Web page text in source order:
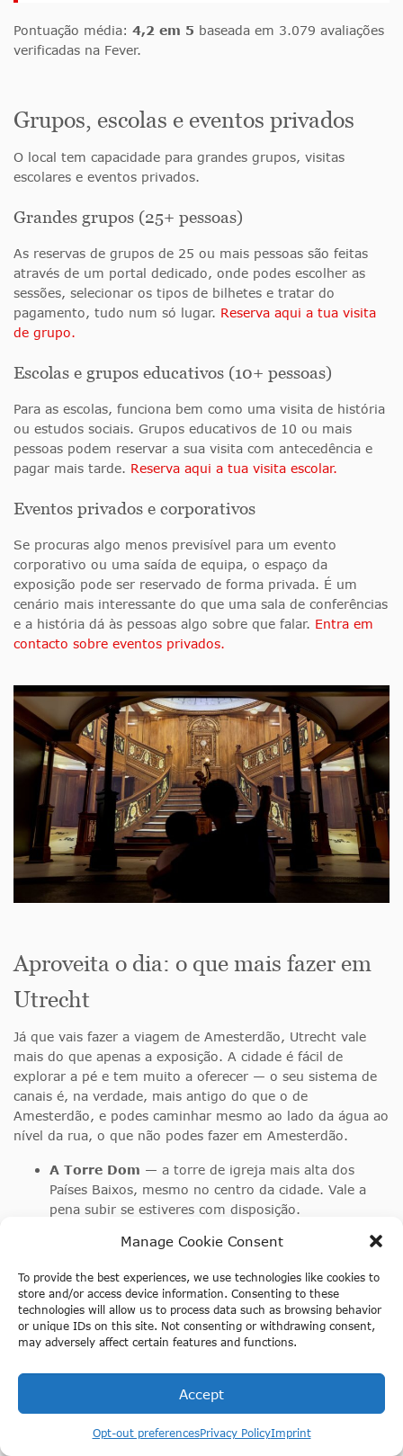
Manage Cookie Consent
To provide the best experiences, we use technologies like cookies to
store and/or access device information. Consenting to these
technologies will allow us to process data such as browsing behavior
or unique IDs on this site. Not consenting or withdrawing consent,
may adversely affect certain features and functions.
Accept
Opt-out preferencesPrivacy PolicyImprint
Pontuação média: 4,2 em 5 baseada em 3.079 avaliações
verificadas na Fever.
Grupos, escolas e eventos privados
O local tem capacidade para grandes grupos, visitas
escolares e eventos privados.
Grandes grupos (25+ pessoas)
As reservas de grupos de 25 ou mais pessoas são feitas
através de um portal dedicado, onde podes escolher as
sessões, selecionar os tipos de bilhetes e tratar do
pagamento, tudo num só lugar. Reserva aqui a tua visita
de grupo.
Escolas e grupos educativos (10+ pessoas)
Para as escolas, funciona bem como uma visita de história
ou estudos sociais. Grupos educativos de 10 ou mais
pessoas podem reservar a sua visita com antecedência e
pagar mais tarde. Reserva aqui a tua visita escolar.
Eventos privados e corporativos
Se procuras algo menos previsível para um evento
corporativo ou uma saída de equipa, o espaço da
exposição pode ser reservado de forma privada. É um
cenário mais interessante do que uma sala de conferências
e a história dá às pessoas algo sobre que falar. Entra em
contacto sobre eventos privados.
Aproveita o dia: o que mais fazer em
Utrecht
Já que vais fazer a viagem de Amesterdão, Utrecht vale
mais do que apenas a exposição. A cidade é fácil de
explorar a pé e tem muito a oferecer — o seu sistema de
canais é, na verdade, mais antigo do que o de
Amesterdão, e podes caminhar mesmo ao lado da água ao
nível da rua, o que não podes fazer em Amesterdão.
A Torre Dom — a torre de igreja mais alta dos
Países Baixos, mesmo no centro da cidade. Vale a
pena subir se estiveres com disposição.
esplanadas, bares e restaurantes ao nível da água. A
curta viagem de elétrico.
O Museu Ferroviário (Spoorwegmuseum)— um
dos melhores museus dos Países Baixos para
famílias. A uma curta caminhada ou viagem de
Almoço ou jantar perto da Neude
principal da cidade, com uma boa seleção de cafés e
restaurantes em todas as direções.
Reserva a tua experiência Titanic —